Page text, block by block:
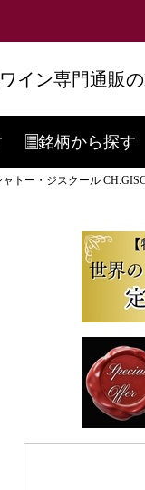
イン専門通販
銘柄から探す
ャトー・ジスクール